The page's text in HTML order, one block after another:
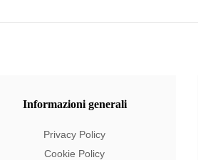
Informazionigenerali
Privacy Policy
Cookie Policy